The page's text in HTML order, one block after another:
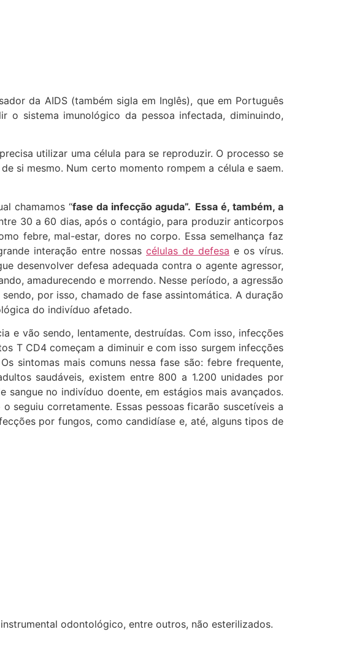
da AIDS (também sigla em Inglês), que em Português
o sistema imunológico da pessoa infectada, diminuindo,
utilizar uma célula para se reproduzir. O processo se
si mesmo. Num certo momento rompem a célula e saem.
chamamos “fase da infecção aguda”. Essa é, também, a
30 a 60 dias, após o contágio, para produzir anticorpos
febre, mal-estar, dores no corpo. Essa semelhança faz
interação entre nossas células de defesa e os vírus.
desenvolver defesa adequada contra o agente agressor,
amadurecendo e morrendo. Nesse período, a agressão
por isso, chamado de fase assintomática. A duração
do indivíduo afetado.
e vão sendo, lentamente, destruídas. Com isso, infecções
T CD4 começam a diminuir e com isso surgem infecções
sintomas mais comuns nessa fase são: febre frequente,
saudáveis, existem entre 800 a 1.200 unidades por
no indivíduo doente, em estágios mais avançados.
seguiu corretamente. Essas pessoas ficarão suscetíveis a
por fungos, como candidíase e, até, alguns tipos de
odontológico, entre outros, não esterilizados.